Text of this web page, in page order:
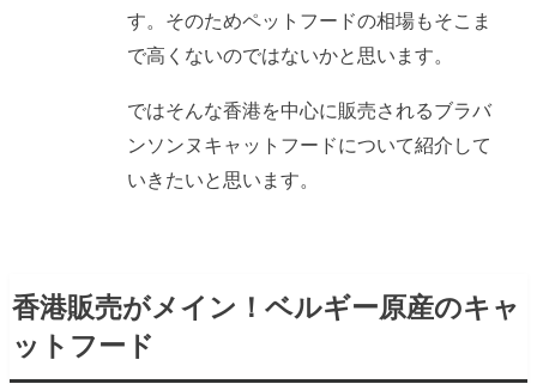
す。そのためペットフードの相場もそこま
で高くないのではないかと思います。
ではそんな香港を中心に販売されるブラバ
ンソンヌキャットフードについて紹介して
いきたいと思います。
香港販売がメイン！ベルギー原産のキャ
ットフード